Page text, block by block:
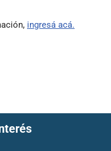
ingresá acá.